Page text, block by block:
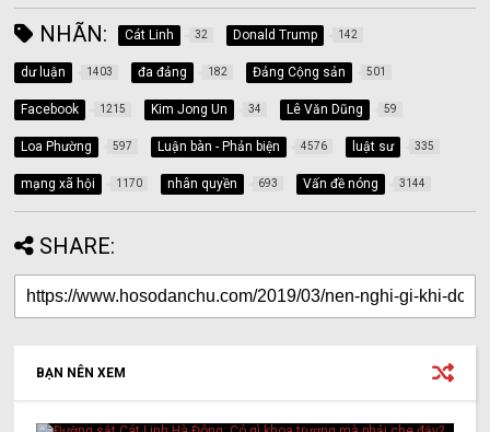
NHÃN: Cát Linh 32 Donald Trump 142
dư luận 1403 đa đảng 182 Đảng Cộng sản 501
Facebook 1215 Kim Jong Un 34 Lê Văn Dũng 59
Loa Phường 597 Luận bàn - Phản biện 4576 luật sư 335
mạng xã hội 1170 nhân quyền 693 Vấn đề nóng 3144
SHARE:
BẠN NÊN XEM